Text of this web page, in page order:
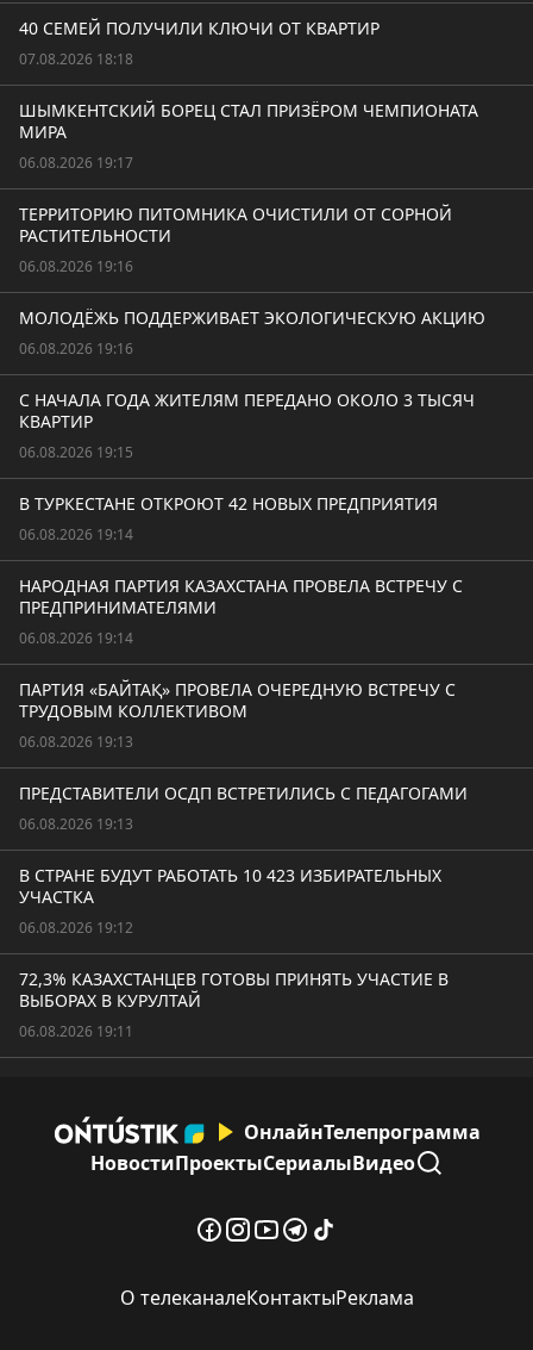
40 СЕМЕЙ ПОЛУЧИЛИ КЛЮЧИ ОТ КВАРТИР
07.08.2026 18:18
ШЫМКЕНТСКИЙ БОРЕЦ СТАЛ ПРИЗЁРОМ ЧЕМПИОНАТА
МИРА
06.08.2026 19:17
ТЕРРИТОРИЮ ПИТОМНИКА ОЧИСТИЛИ ОТ СОРНОЙ
РАСТИТЕЛЬНОСТИ
06.08.2026 19:16
МОЛОДЁЖЬ ПОДДЕРЖИВАЕТ ЭКОЛОГИЧЕСКУЮ АКЦИЮ
06.08.2026 19:16
С НАЧАЛА ГОДА ЖИТЕЛЯМ ПЕРЕДАНО ОКОЛО 3 ТЫСЯЧ
КВАРТИР
06.08.2026 19:15
В ТУРКЕСТАНЕ ОТКРОЮТ 42 НОВЫХ ПРЕДПРИЯТИЯ
06.08.2026 19:14
НАРОДНАЯ ПАРТИЯ КАЗАХСТАНА ПРОВЕЛА ВСТРЕЧУ С
ПРЕДПРИНИМАТЕЛЯМИ
06.08.2026 19:14
ПАРТИЯ «БАЙТАҚ» ПРОВЕЛА ОЧЕРЕДНУЮ ВСТРЕЧУ С
ТРУДОВЫМ КОЛЛЕКТИВОМ
06.08.2026 19:13
ПРЕДСТАВИТЕЛИ ОСДП ВСТРЕТИЛИСЬ С ПЕДАГОГАМИ
06.08.2026 19:13
В СТРАНЕ БУДУТ РАБОТАТЬ 10 423 ИЗБИРАТЕЛЬНЫХ
УЧАСТКА
06.08.2026 19:12
72,3% КАЗАХСТАНЦЕВ ГОТОВЫ ПРИНЯТЬ УЧАСТИЕ В
ВЫБОРАХ В КУРУЛТАЙ
06.08.2026 19:11
ОнлайнТелепрограмма
НовостиПроектыСериалыВидео
О телеканалеКонтактыРеклама